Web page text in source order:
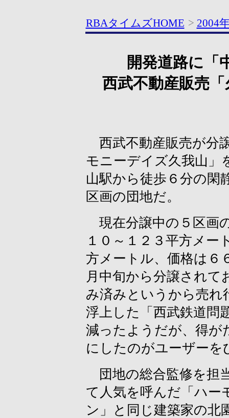
RBAタイムズHOME > 2004
開発道路に「
西武不動産販売
西武不動産販売が分
モニーデイズ久我山」
山駅から徒歩６分の閑
区画の団地だ。
現在分譲中の５区画
１０～１２３平方メー
方メートル、価格は６
月中旬から分譲されて
み済みというから売れ
浮上した「西武鉄道問
減ったようだが、得が
にしたのがユーザー
団地の総合監修を担
て人気を呼んだ「ハー
ン」と同じ建築家の北